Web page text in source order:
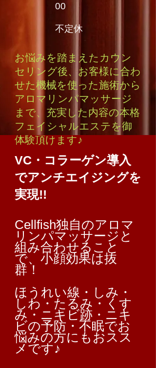
00
​不定休
お悩みを踏まえたカウン
セリング後、 お客様に合わ
せた機械を使った施術から
アロマリンパマッサージ
まで、 充実した内容の本格
フェイシャルエステを御
体験頂けます♪
VC・コラーゲン導入
でアンチエイジングを
実現!!
Cellfish独自のアロマ
リンパマッサージと
組み合わせること
で、小顔効果は抜
群！
ほうれい線・しみ・
しわ・たるみ・くす
み・ニキビ跡・ニキ
ビの予防・不眠でお
悩みの方にもおスス
メです♪